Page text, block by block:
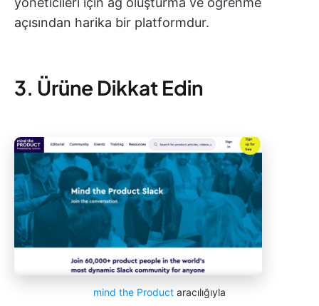
açısından harika bir platformdur.
3. Ürüne Dikkat Edin
mind the Product aracılığıyla